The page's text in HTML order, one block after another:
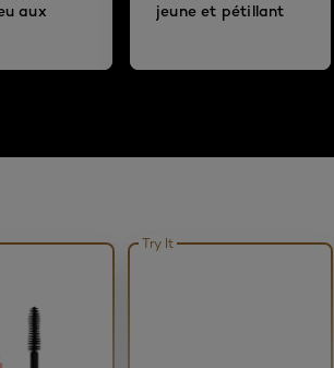
aux
jeune et pétillant
Try It